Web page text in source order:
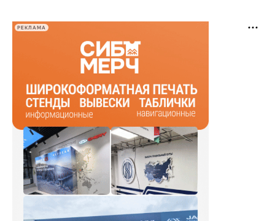
РЕКЛАМА